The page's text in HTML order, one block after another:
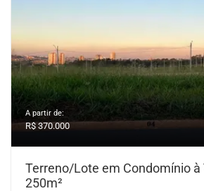
A partir de:
R$ 370.000
Terreno/Lote em Condomínio à
250m²